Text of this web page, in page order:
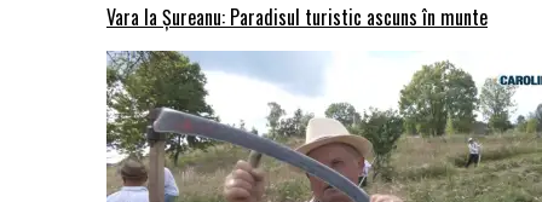
Vara la Șureanu: Paradisul turistic ascuns în munte